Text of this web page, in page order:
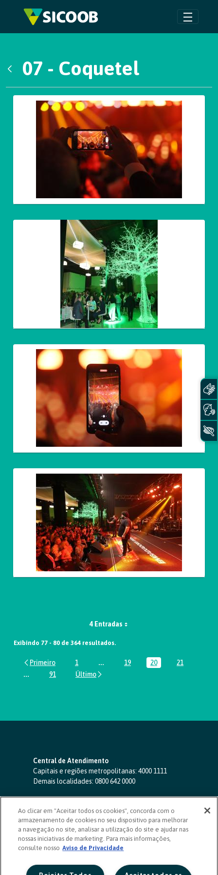
Pular para o Conteúdo principal
07 - Coquetel
Galeria de Mídias
4 Entradas
Exibindo 77 - 80 de 364 resultados.
Página
1 ...Páginas intermediárias Usar ABA
Página
19 Página
20 Página
21
...Páginas intermediárias Usar ABA para navegar.
Página
91
Central de Atendimento
Capitais e regiões metropolitanas: 4000 1111
Demais localidades: 0800 642 0000
SAC 24 horas-0800 724 4420
Ouvidoria
0800 725 0996
(de segunda a sexta, das 8h às 20h)
ouvidoriasicoob.com.br
Deficientes auditivos ou de fala
Ao clicar em "Aceitar todos os cookies", concorda com o
armazenamento de cookies no seu dispositivo para melhorar
a navegação no site, analisar a utilização do site e ajudar nas
nossas iniciativas de marketing. Para mais informações,
consulte nosso Aviso de Privacidade